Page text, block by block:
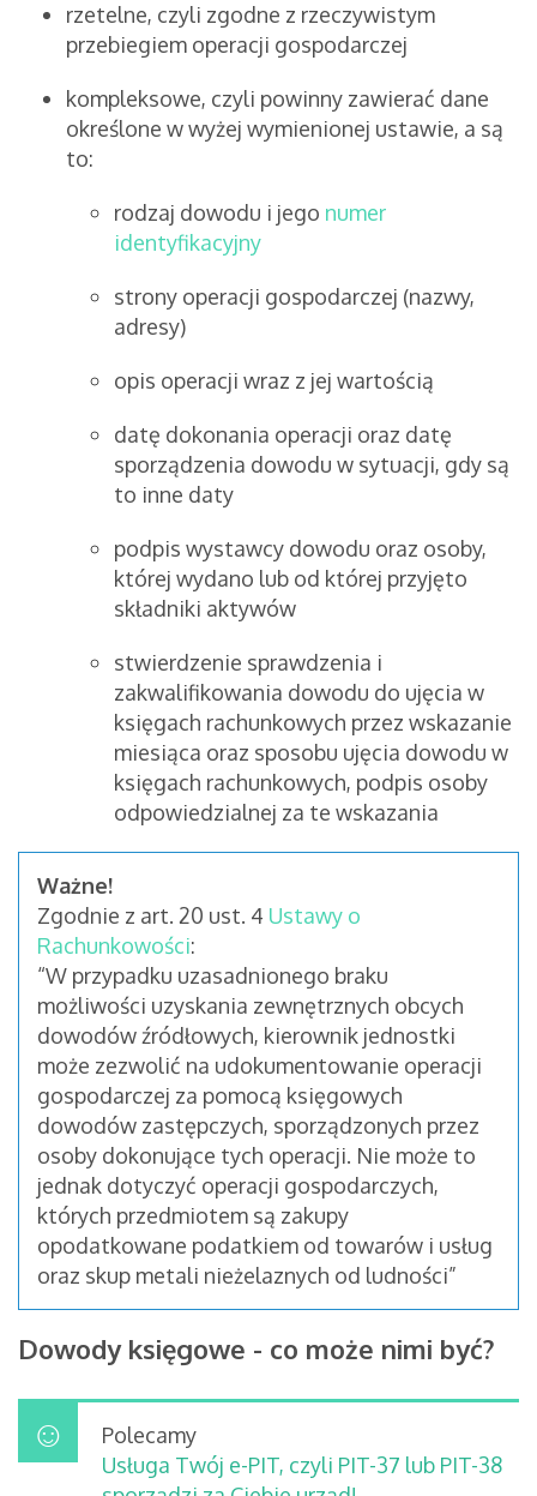
rzetelne, czyli zgodne z rzeczywistym
przebiegiem operacji gospodarczej
kompleksowe, czyli powinny zawierać dane
określone w wyżej wymienionej ustawie, a są
to:
rodzaj dowodu i jego numer
identyfikacyjny
strony operacji gospodarczej (nazwy,
adresy)
opis operacji wraz z jej wartością
datę dokonania operacji oraz datę
sporządzenia dowodu w sytuacji, gdy są
to inne daty
podpis wystawcy dowodu oraz osoby,
której wydano lub od której przyjęto
składniki aktywów
stwierdzenie sprawdzenia i
zakwalifikowania dowodu do ujęcia w
księgach rachunkowych przez wskazanie
miesiąca oraz sposobu ujęcia dowodu w
księgach rachunkowych, podpis osoby
odpowiedzialnej za te wskazania
Ważne!
Zgodnie z art. 20 ust. 4 Ustawy o
Rachunkowości:
“W przypadku uzasadnionego braku
możliwości uzyskania zewnętrznych obcych
dowodów źródłowych, kierownik jednostki
może zezwolić na udokumentowanie operacji
gospodarczej za pomocą księgowych
dowodów zastępczych, sporządzonych przez
osoby dokonujące tych operacji. Nie może to
jednak dotyczyć operacji gospodarczych,
których przedmiotem są zakupy
opodatkowane podatkiem od towarów i usług
oraz skup metali nieżelaznych od ludności”
Dowody księgowe - co może nimi być?
Polecamy
Usługa Twój e-PIT, czyli PIT-37 lub PIT-38